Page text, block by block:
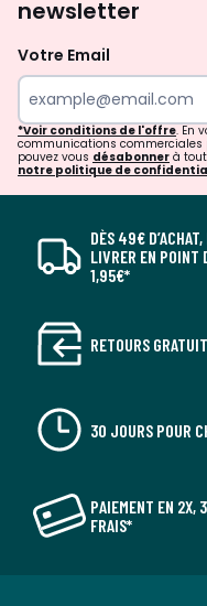
newsletter
Votre Email
*Voir conditions de l'offre. En
communications commerciales
pouvez vous désabonner à
notre politique de
DÈS 49€
LIVRER EN POINT
1,95€*
RETOURS
30 JOURS POUR
PAIEMENT EN 2X,
FRAIS*